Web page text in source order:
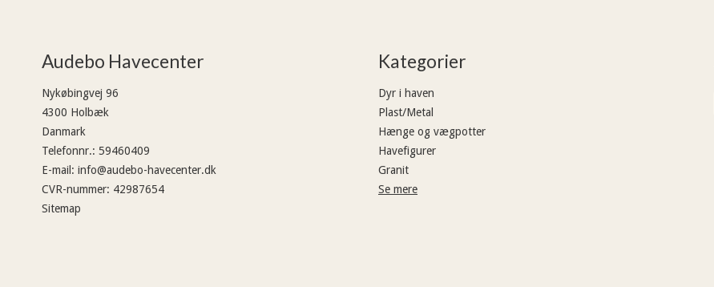
Audebo Havecenter
Nykøbingvej 96
4300 Holbæk
Danmark
Telefonnr.: 59460409
E-mail : info@audebo-havecenter.dk
CVR-nummer: 42987654
Sitemap
Kategorier
Dyr i haven
Plast/Metal
Hænge og vægpotter
Havefigurer
Granit
Se mere